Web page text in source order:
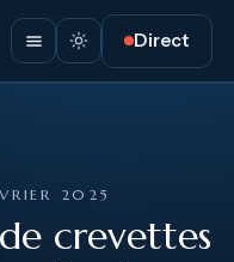
Direct
2025
crevettes